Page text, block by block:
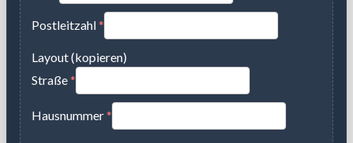
Postleitzahl*
Layout (kopieren)
Straße*
Hausnummer*